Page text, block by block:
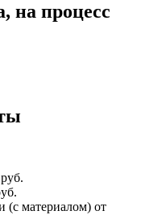
на процесс
(с материалом) от